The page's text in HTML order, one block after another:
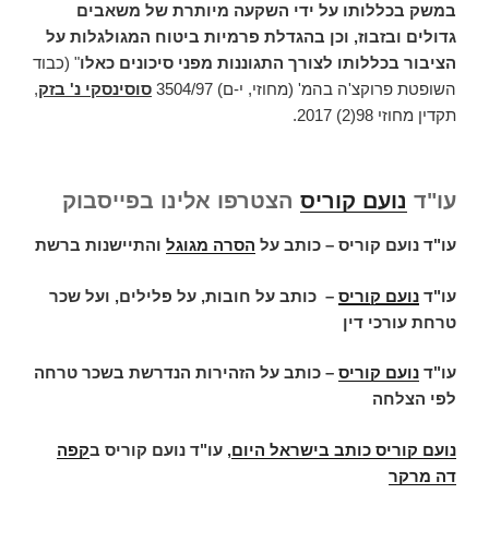
במשק בכללותו על ידי השקעה מיותרת של משאבים
גדולים ובזבוז, וכן בהגדלת פרמיות ביטוח המגולגלות על
הציבור בכללותו לצורך התגוננות מפני סיכונים כאלו" (כבוד
השופטת פרוקצ'ה בהמ' (מחוזי, י-ם) 3504/97
סוסינסקי נ' בזק,
תקדין מחוזי 98(2) 2017.
עו"ד נועם קוריס הצטרפו אלינו בפייסבוק
עו"ד נועם קוריס – כותב על הסרה מגוגל והתיישנות ברשת
עו"ד נועם קוריס – כותב על חובות, על פלילים, ועל שכר
טרחת עורכי דין
עו"ד נועם קוריס – כותב על הזהירות הנדרשת בשכר טרחה
לפי הצלחה
נועם קוריס כותב בישראל היום, עו"ד נועם קוריס בקפה
דה מרקר